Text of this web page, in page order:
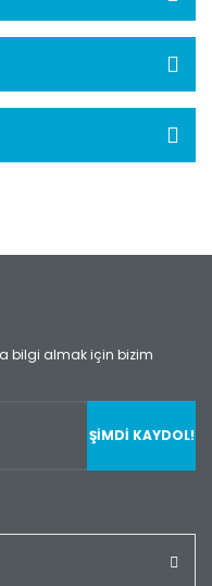
bilgi almak için bizim
ŞİMDİ KAYDOL!